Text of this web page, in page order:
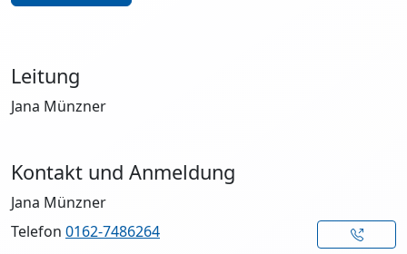
Leitung
Jana Münzner
Kontakt und Anmeldung
Jana Münzner
Telefon 0162-7486264